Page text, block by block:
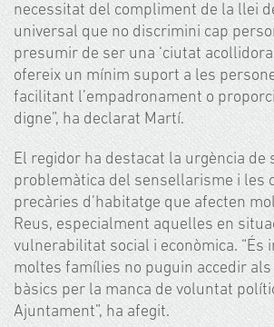
necessitat del compliment de la llei
universal que no discrimini cap
presumir de ser una ‘ciutat
ofereix un mínim suport a les
facilitant l’empadronament o
digne”, ha declarat Martí.
El regidor ha destacat la urgència de
problemàtica del sensellarisme i les
precàries d’habitatge que afecten
Reus, especialment aquelles en
vulnerabilitat social i econòmica. “És
moltes famílies no puguin accedir
bàsics per la manca de voluntat
Ajuntament”, ha afegit.